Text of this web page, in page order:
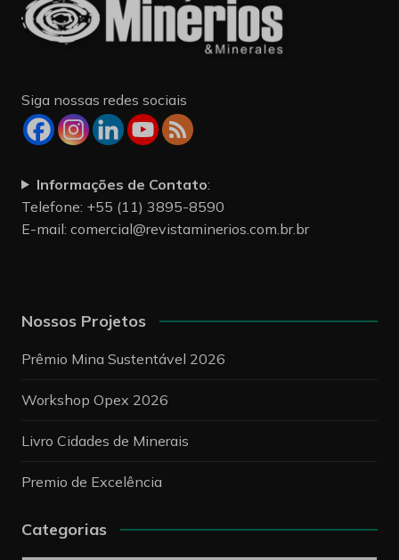
Siga nossas redes sociais
Informações de Contato:
Telefone: +55 (11) 3895-8590
E-mail: comercial@revistaminerios.com.br.br
Nossos Projetos
Prêmio Mina Sustentável 2026
Workshop Opex 2026
Livro Cidades de Minerais
Premio de Excelência
Categorias